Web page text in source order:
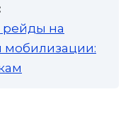
рейды на
мобилизации: